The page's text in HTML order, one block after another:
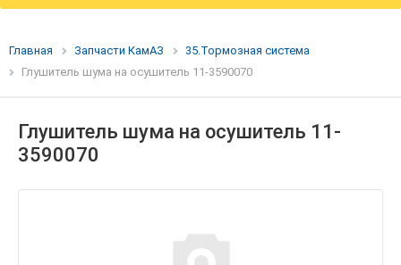
Главная Запчасти КамАЗ
35.Тормозная система
Глушитель шума на осушитель 11-3590070
Глушитель шума на осушитель 11-
3590070